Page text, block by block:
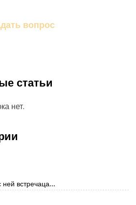
вопрос
статьи
нет.
встречаца...